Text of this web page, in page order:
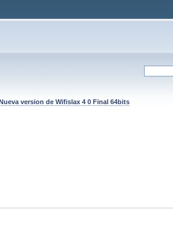
version de Wifislax 4 0 Final 64bits